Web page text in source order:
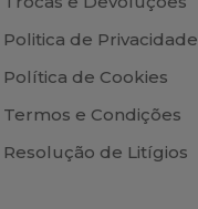
Politica de Privacidade
Política de Cookies
Termos e Condições
Resolução de Litígios